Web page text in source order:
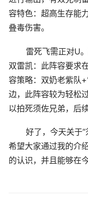
容特色：超高生存能
叠毒伤害。
雷死飞需正对U
双雷凯：此阵容要求
容策略：双奶老紫队
边，此阵容较为轻松
以拍死须佐兄弟，后
好了，今天关于“
希望大家通过我的介
的认识，并且能够在